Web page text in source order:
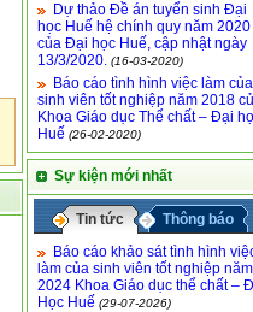
Dự thảo Đề án tuyển sinh Đại
học Huế hệ chính quy năm 2020
của Đại học Huế, cập nhật ngày
13/3/2020. (16-03-2020)
Báo cáo tình hình việc làm của
sinh viên tốt nghiệp năm 2018
Khoa Giáo dục Thể chất – Đại
Huế (26-02-2020)
Sự kiện mới nhất
Tin tức
Thông báo
Báo cáo khảo sát tình hình
làm của sinh viên tốt nghiệp năm
2024 Khoa Giáo dục thể chất –
Học Huế (29-07-2026)